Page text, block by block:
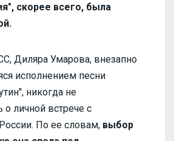
скорее всего, была
Диляра Умарова, внезапно
исполнением песни
никогда не
личной встрече с
По ее словам, выбор